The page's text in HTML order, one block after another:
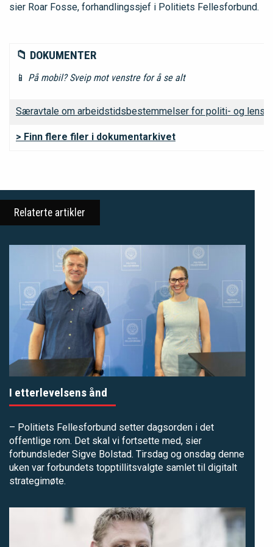
sier Roar Fosse, forhandlingssjef i Politiets Fellesforbund.
📁 DOKUMENTER
📱 På mobil? Sveip mot venstre for å se alt
Særavtale om arbeidstidsbestemmelser for politi- og
> Finn flere filer i dokumentarkivet
Relaterte artikler
I etterlevelsens ånd
– Politiets Fellesforbund setter dagsorden i det
offentlige rom. Det skal vi fortsette med, sier
forbundsleder Sigve Bolstad. Tirsdag og onsdag denne
uken var forbundets topptillitsvalgte samlet til digitalt
strategimøte.